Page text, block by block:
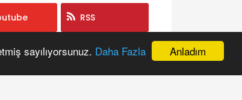
Anladım
sayılıyorsunuz. Daha Fazla
RSS
KATILIN